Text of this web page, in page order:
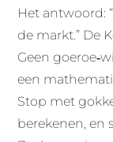
Het antwoord:
de markt.” De
Geen
een
Stop met
berekenen, en